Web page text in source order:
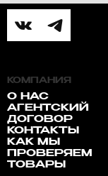
КОМПАНИЯ
О НАС
АГЕНТСКИЙ
ДОГОВОР
КОНТАКТЫ
КАК МЫ
ПРОВЕРЯЕМ
ТОВАРЫ